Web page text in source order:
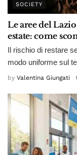
SOCIETY
Le aree del
estate: come
Il rischio di restare
modo uniforme sul
by Valentina Giungati